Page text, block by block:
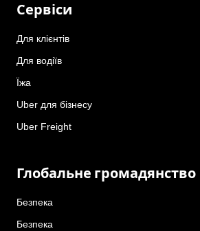
Сервіси
Для клієнтів
Для водіїв
Їжа
Uber для бізнесу
Uber Freight
Глобальне громадянство
Безпека
Безпека